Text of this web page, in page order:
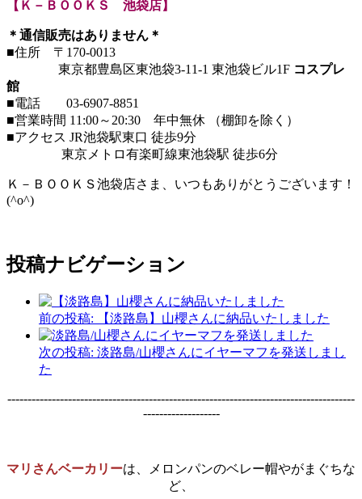
【Ｋ－ＢＯＯＫＳ 池袋店】
＊通信販売はありません＊
■住所 〒170-0013
東京都豊島区東池袋3-11-1 東池袋ビル1F コスプレ
館
■電話 03-6907-8851
■営業時間 11:00～20:30 年中無休 （棚卸を除く）
■アクセス JR池袋駅東口 徒歩9分
東京メトロ有楽町線東池袋駅 徒歩6分
Ｋ－ＢＯＯＫＳ池袋店さま、いつもありがとうございます！
(^o^)
投稿ナビゲーション
前の投稿: 【淡路島】山櫻さんに納品いたしました
次の投稿: 淡路島/山櫻さんにイヤーマフを発送しまし
た
--------------------------------------------------------------------------------------
-------------------
マリさんベーカリーは、メロンパンのベレー帽やがまぐちな
ど、